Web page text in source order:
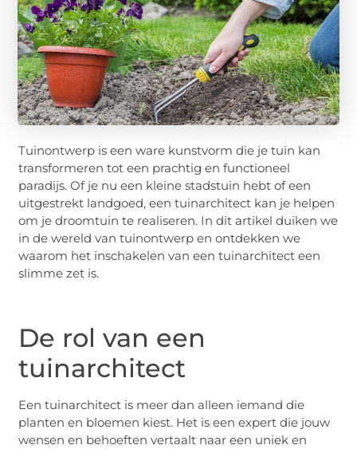
Tuinontwerp is een ware kunstvorm die je tuin kan
transformeren tot een prachtig en functioneel
paradijs. Of je nu een kleine stadstuin hebt of een
uitgestrekt landgoed, een tuinarchitect kan je helpen
om je droomtuin te realiseren. In dit artikel duiken we
in de wereld van tuinontwerp en ontdekken we
waarom het inschakelen van een tuinarchitect een
slimme zet is.
De rol van een
tuinarchitect
Een tuinarchitect is meer dan alleen iemand die
planten en bloemen kiest. Het is een expert die jouw
wensen en behoeften vertaalt naar een uniek en